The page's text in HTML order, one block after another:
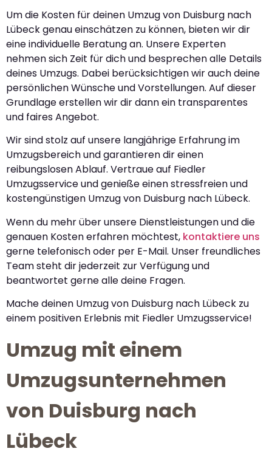
Um die Kosten für deinen Umzug von Duisburg nach
Lübeck genau einschätzen zu können, bieten wir dir
eine individuelle Beratung an. Unsere Experten
nehmen sich Zeit für dich und besprechen alle Details
deines Umzugs. Dabei berücksichtigen wir auch deine
persönlichen Wünsche und Vorstellungen. Auf dieser
Grundlage erstellen wir dir dann ein transparentes
und faires Angebot.
Wir sind stolz auf unsere langjährige Erfahrung im
Umzugsbereich und garantieren dir einen
reibungslosen Ablauf. Vertraue auf Fiedler
Umzugsservice und genieße einen stressfreien und
kostengünstigen Umzug von Duisburg nach Lübeck.
Wenn du mehr über unsere Dienstleistungen und die
genauen Kosten erfahren möchtest, kontaktiere uns
gerne telefonisch oder per E-Mail. Unser freundliches
Team steht dir jederzeit zur Verfügung und
beantwortet gerne alle deine Fragen.
Mache deinen Umzug von Duisburg nach Lübeck zu
einem positiven Erlebnis mit Fiedler Umzugsservice!
Umzug mit einem
Umzugsunternehmen
von Duisburg nach
Lübeck